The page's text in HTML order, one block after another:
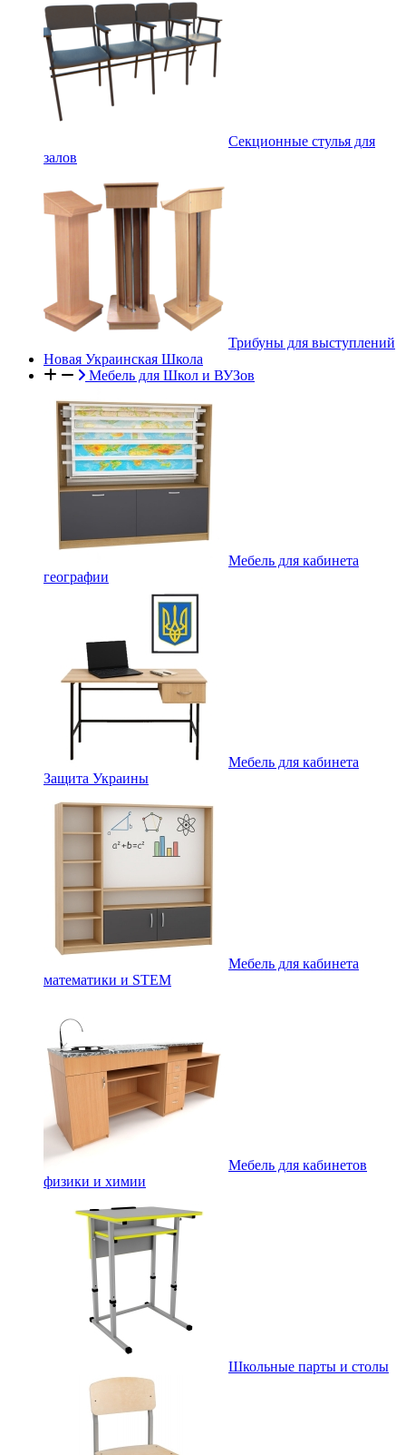
Секционные стулья для
залов
Трибуны для выступлений
Новая Украинская Школа
Мебель для Школ и ВУЗов
Мебель для кабинета
географии
Мебель для кабинета
Защита Украины
Мебель для кабинета
математики и STEM
Мебель для кабинетов
физики и химии
Школьные парты и столы